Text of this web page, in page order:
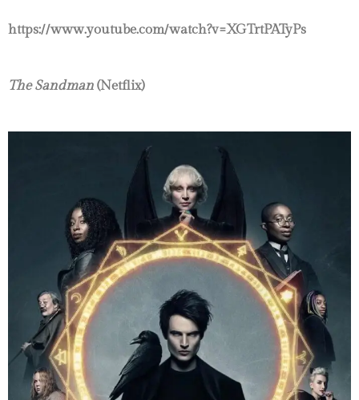
https://www.youtube.com/watch?v=XGTrtPATyPs
The Sandman (Netflix)